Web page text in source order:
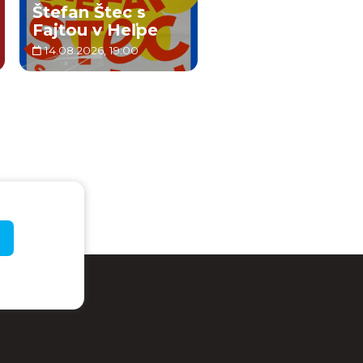
Štefan Štec s
Fajtou v Heľpe
14.08.2026, 19:00